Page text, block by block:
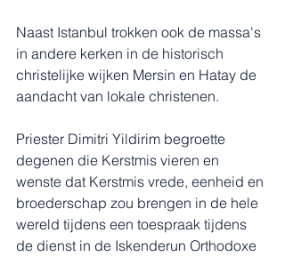
Naast Istanbul trokken ook de massa's
in andere kerken in de historisch
christelijke wijken Mersin en Hatay de
aandacht van lokale christenen.
Priester Dimitri Yildirim begroette
degenen die Kerstmis vieren en
wenste dat Kerstmis vrede, eenheid en
broederschap zou brengen in de hele
wereld tijdens een toespraak tijdens
de dienst in de Iskenderun Orthodoxe